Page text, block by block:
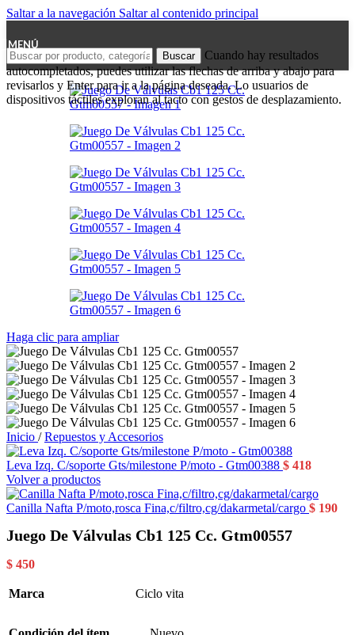
Saltar a la navegación Saltar al contenido principal
MENÚ
Buscar
Cuando hay resultados
autocompletados, puedes utilizar las flechas de arriba y abajo para
revisarlos y Enter para ir a la página deseada. Lo usuarios de
dispositivos táctiles exploran al tacto con gestos de desplazamiento.
Haga clic para ampliar
Inicio / Repuestos y Accesorios
Leva Izq. C/soporte Gts/milestone P/moto - Gtm00388 $ 418
Volver a productos
Canilla Nafta P/moto,rosca Fina,c/filtro,cg/dakarmetal/cargo $ 190
Juego De Válvulas Cb1 125 Cc. Gtm00557
$ 450
Marca Ciclo vita